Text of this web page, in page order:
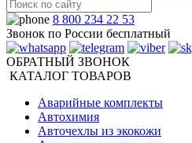
8 800 234 22 53
Звонок по России бесплатный
ОБРАТНЫЙ ЗВОНОК
КАТАЛОГ ТОВАРОВ
Аварийные комплекты
Автохимия
Авточехлы из экокожи